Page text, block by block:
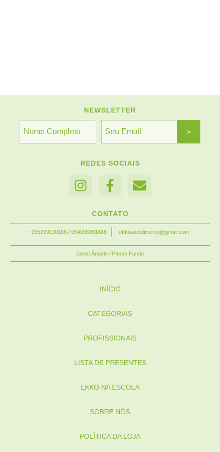
NEWSLETTER
REDES SOCIAIS
CONTATO
055999130166 / 054996881688 ekkoatendimento@gmail.com
Santo Ângelo / Passo Fundo
INÍCIO
CATEGORIAS
PROFISSIONAIS
LISTA DE PRESENTES
EKKO NA ESCOLA
SOBRE NÓS
POLÍTICA DA LOJA